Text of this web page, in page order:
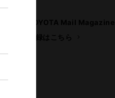
TOYOTA Mail Magazine
登録はこちら